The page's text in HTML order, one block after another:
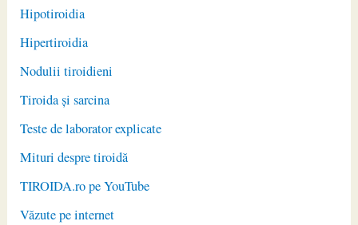
Hipotiroidia
Hipertiroidia
Nodulii tiroidieni
Tiroida și sarcina
Teste de laborator explicate
Mituri despre tiroidă
TIROIDA.ro pe YouTube
Văzute pe internet